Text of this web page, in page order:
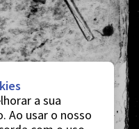
a sua
Ao usar o nosso